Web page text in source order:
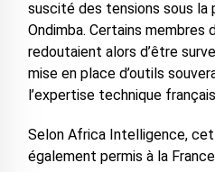
suscité des tensions sous la
Ondimba. Certains membres
redoutaient alors d’être
mise en place d’outils
l’expertise technique
Selon Africa Intelligence,
également permis à la